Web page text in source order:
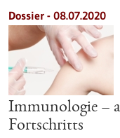
Dossier - 08.07.2020
Immunologie –
Fortschritts